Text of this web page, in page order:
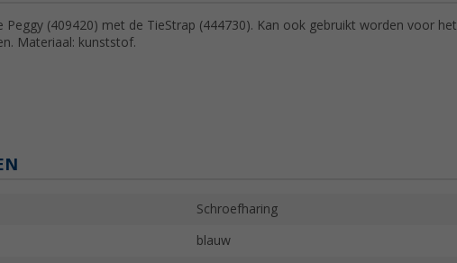
Peggy (409420) met de TieStrap (444730). Kan ook gebruikt worden voor het
Materiaal: kunststof.
Schroefharing
blauw